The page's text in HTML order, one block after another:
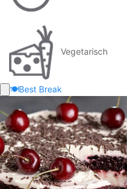
Vegetarisch
🍽️Best Break